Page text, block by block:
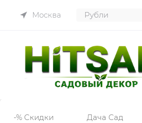
Москва
-% Скидки Дача Сад